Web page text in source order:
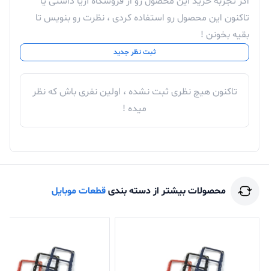
تاکنون این محصول رو استفاده کردی ، نظرت رو بنویس تا
بقیه بخونن !
ثبت نظر جدید
تاکنون هیچ نظری ثبت نشده ، اولین نفری باش که نظر
میده !
محصولات بیشتر از دسته بندیقطعات موبایل